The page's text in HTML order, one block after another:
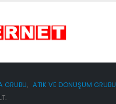
GRUBU, ATIK VE DÖNÜŞÜM GRUBU